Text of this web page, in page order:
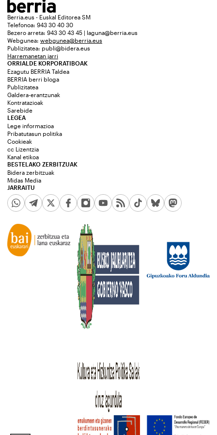
Berria.eus - Euskal Editorea SM
Telefonoa: 943 30 40 30
Bezero arreta: 943 30 43 45 | laguna@berria.eus
Webgunea: webgunea@berria.eus
Publizitatea: publi@bidera.eus
Harremanetan jarri
ORRIALDE KORPORATIBOAK
Ezagutu BERRIA Taldea
BERRIA berri bloga
Publizitatea
Galdera-erantzunak
Kontratazioak
Sarebide
JARRAITU
LEGEA
Lege informazioa
Pribatutasun politika
Cookieak
cc Lizentzia
Kanal etikoa
BESTELAKO ZERBITZUAK
Bidera zerbitzuak
Midas Media